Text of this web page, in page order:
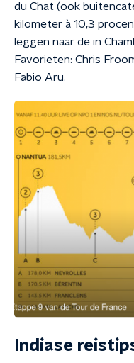
du Chat (ook
kilometer à 10,3
leggen naar de in
Favorieten: Chris
Fabio Aru.
Indiase